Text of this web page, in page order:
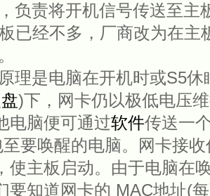
负责将开机信号传送至主
已经不多，厂商改为在主
是电脑在开机时或S5休
)下，网卡仍以极低电压
电脑便可通过软件传送一
至要唤醒的电脑。网卡接
使主板启动。由于电脑在
要知道网卡的 MAC地址(